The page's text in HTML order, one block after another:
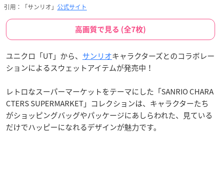
引用：「サンリオ」 公式サイト
高画質で見る (全7枚)
ユニクロ「UT」から、 サンリオキャラクターズとのコラボレー
ションによるスウェットアイテムが発売中！
レトロなスーパーマーケットをテーマにした「SANRIO CHARA
CTERS SUPERMARKET」コレクションは、キャラクターたち
がショッピングバッグやパッケージにあしらわれた、見ている
だけでハッピーになれるデザインが魅力です。